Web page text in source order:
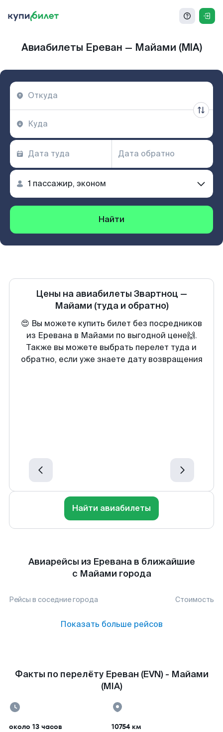
Авиабилеты Ереван — Майами (MIA)
Найти
Цены на авиабилеты Звартноц —
Майами (туда и обратно)
😍 Вы можете купить билет без посредников
из Еревана в Майами по выгодной цене🙌.
Также вы можете выбрать перелет туда и
обратно, если уже знаете дату возвращения
Найти авиабилеты
Авиарейсы из Еревана в ближайшие
с Майами города
Рейсы в соседние города Стоимость
Показать больше рейсов
Факты по перелёту Ереван (EVN) - Майами
(MIA)
около 13 часов 10754 км